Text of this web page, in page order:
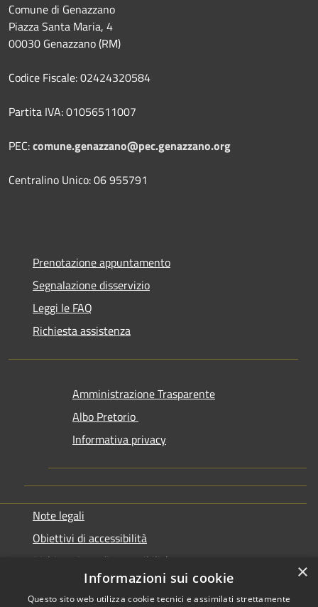
Comune di Genazzano
Piazza Santa Maria, 4
00030 Genazzano (RM)
Codice Fiscale: 02424320584
Partita IVA: 01056511007
PEC:comune.genazzano@pec.genazzano.org
Centralino Unico: 06 955791
Prenotazione appuntamento
Segnalazione disservizio
Leggi le FAQ
Richiesta assistenza
Amministrazione Trasparente
Albo Pretorio
Informativa privacy
Note legali
Obiettivi di accessibilità
Dichiarazione di accessibilità
×
Informazioni sui cookie
Questo sito web utilizza cookie tecnici e assimilati strettamente